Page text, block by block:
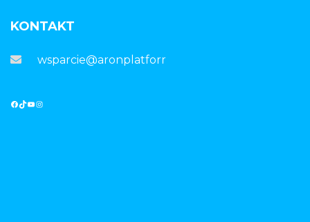
KONTAKT
wsparcie@aronplatforma.pl